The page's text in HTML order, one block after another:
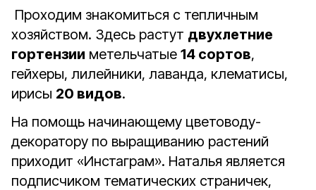
Проходим знакомиться с тепличным
хозяйством. Здесь растут двухлетние
гортензии метельчатые 14 сортов,
гейхеры, лилейники, лаванда, клематисы,
ирисы 20 видов.
На помощь начинающему цветоводу-
декоратору по выращиванию растений
приходит «Инстаграм». Наталья является
подписчиком тематических страничек,